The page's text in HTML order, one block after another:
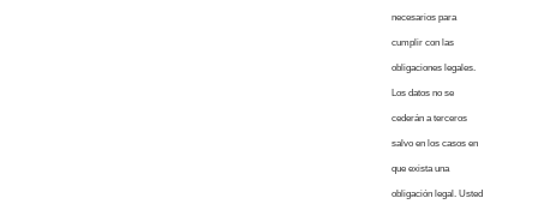
necesarios para
cumplir con las
obligaciones legales.
Los datos no se
cederán a terceros
salvo en los casos en
que exista una
obligación legal. Usted